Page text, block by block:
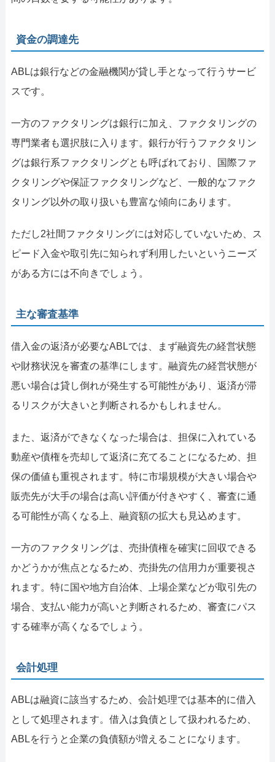
資金の調達先
ABLは銀行などの金融機関が貸し手となって行うサービ
スです。
一方のファクタリングは銀行に加え、ファクタリングの
専門業者も選択肢に入ります。銀行が行うファクタリン
グは銀行系ファクタリングとも呼ばれており、国際ファ
クタリングや保証ファクタリングなど、一般的なファク
タリング以外の取り扱いも豊富な傾向にあります。
ただし2社間ファクタリングには対応していないため、ス
ピード入金や取引先に知られず利用したいというニーズ
がある方には不向きでしょう。
主な審査基準
借入金の返済が必要なABLでは、まず融資先の経営状態
や財務状況を審査の基準にします。融資先の経営状態が
悪い場合は貸し倒れが発生する可能性があり、返済が滞
るリスクが大きいと判断されるかもしれません。
また、返済ができなくなった場合は、担保に入れている
動産や債権を売却して返済に充てることになるため、担
保の価値も重視されます。特に市場規模が大きい場合や
販売先が大手の場合は高い評価が付きやすく、審査に通
る可能性が高くなる上、融資額の拡大も見込めます。
一方のファクタリングは、売掛債権を確実に回収できる
かどうかが焦点となるため、売掛先の信用力が重要視さ
れます。特に国や地方自治体、上場企業などが取引先の
場合、支払い能力が高いと判断されるため、審査にパス
する確率が高くなるでしょう。
会計処理
ABLは融資に該当するため、会計処理では基本的に借入
として処理されます。借入は負債として扱われるため、
ABLを行うと企業の負債額が増えることになります。